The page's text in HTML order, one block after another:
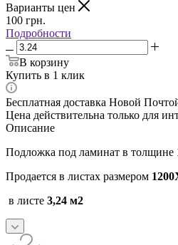
Варианты цен
100 грн.
Подробности
В корзину
Купить в 1 клик
Бесплатная доставка Новой
Цена действительна только для
Описание
Подложка под ламинат в толщине
Продается в листах размером
в листе 3,24 м2